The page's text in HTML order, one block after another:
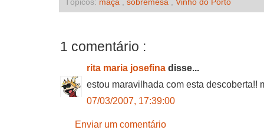
1 comentário :
rita maria josefina disse...
estou maravilhada com esta descoberta!!
07/03/2007, 17:39:00
Enviar um comentário